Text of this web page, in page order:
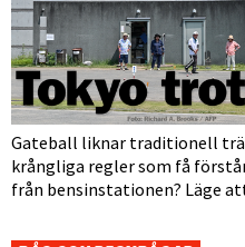
Gateball liknar traditionell
krångliga regler som få
från bensinstationen? Läge